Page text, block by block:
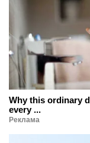
Why this ordinary
every ...
Реклама